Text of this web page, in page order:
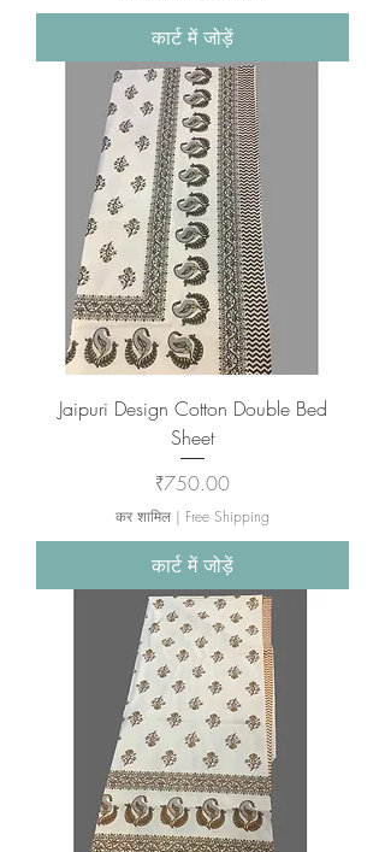
कार्ट में जोड़ें
Jaipuri Design Cotton Double Bed
Sheet
मूल्य
₹750.00
कर शामिल | Free Shipping
कार्ट में जोड़ें